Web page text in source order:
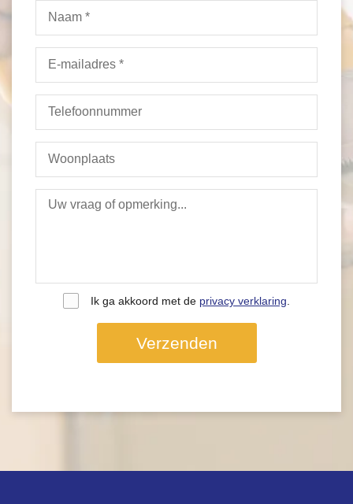
Ik ga akkoord met de privacy verklaring
Verzenden